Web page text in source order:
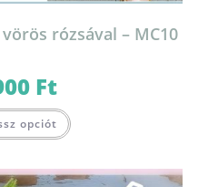
rózsával – MC10
Ft
opciót